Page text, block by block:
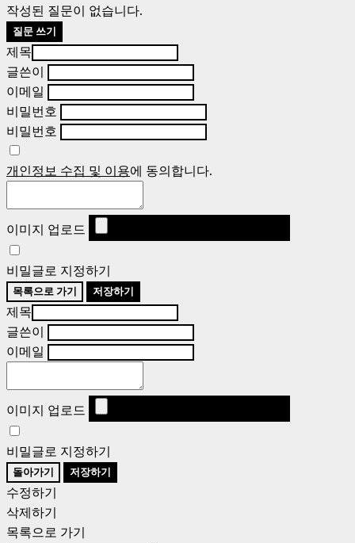
작성된 질문이 없습니다.
질문 쓰기
제목
글쓴이
이메일
비밀번호
비밀번호
개인정보 수집 및 이용에 동의합니다.
이미지 업로드
비밀글로 지정하기
목록으로 가기 저장하기
제목
글쓴이
이메일
이미지 업로드
비밀글로 지정하기
돌아가기 저장하기
수정하기
삭제하기
목록으로 가기